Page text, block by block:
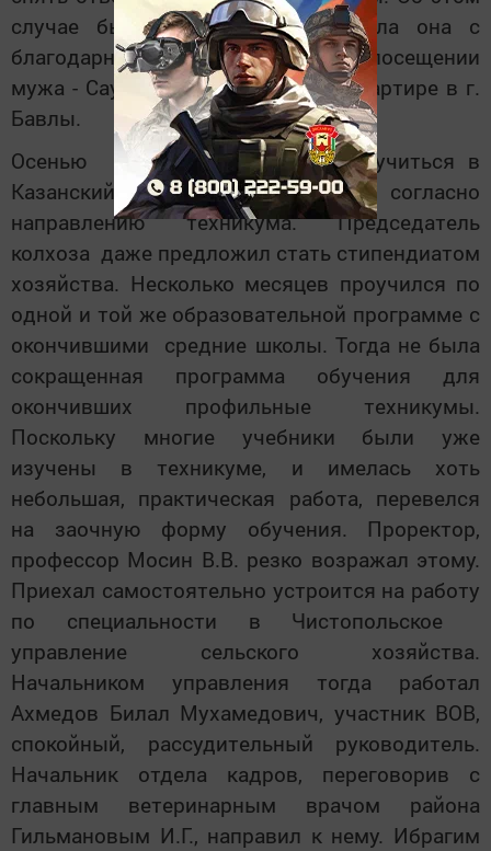
случае было забыто, а напомнила она с
благодарностью спустя годы при посещении
мужа - Саубана Вагизовича в их квартире в г.
Бавлы.
Осенью уехал из колхоза очно учиться в
Казанский ветеринарный институт, согласно
направлению техникума. Председатель
колхоза даже предложил стать стипендиатом
хозяйства. Несколько месяцев проучился по
одной и той же образовательной программе с
окончившими средние школы. Тогда не была
сокращенная программа обучения для
окончивших профильные техникумы.
Поскольку многие учебники были уже
изучены в техникуме, и имелась хоть
небольшая, практическая работа, перевелся
на заочную форму обучения. Проректор,
профессор Мосин В.В. резко возражал этому.
Приехал самостоятельно устроится на работу
по специальности в Чистопольское
управление сельского хозяйства.
Начальником управления тогда работал
Ахмедов Билал Мухамедович, участник ВОВ,
спокойный, рассудительный руководитель.
Начальник отдела кадров, переговорив с
главным ветеринарным врачом района
Гильмановым И.Г., направил к нему. Ибрагим